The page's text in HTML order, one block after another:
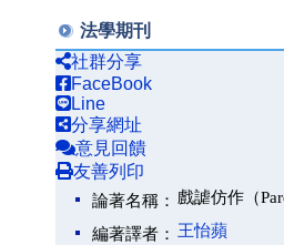
法學期刊
社群分享
FaceBook
Line
分享網址
意見回饋
友善列印
論著名稱： 戲謔仿作（
編著譯者： 王怡蘋